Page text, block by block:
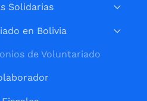
Solidarias
en Bolivia
de Voluntariado